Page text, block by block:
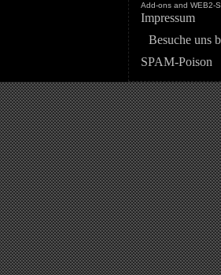
Add-ons and WEB2-
Impressum
Besuche uns
SPAM-Poison